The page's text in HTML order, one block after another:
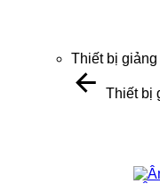
Thiết bị
Thiết bị